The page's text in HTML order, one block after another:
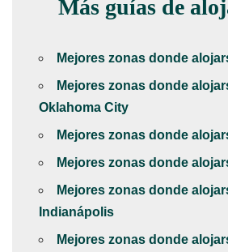
Más guías de
Mejores zonas donde
Mejores zonas donde
Oklahoma City
Mejores zonas donde
Mejores zonas donde
Mejores zonas donde
Indianápolis
Mejores zonas donde